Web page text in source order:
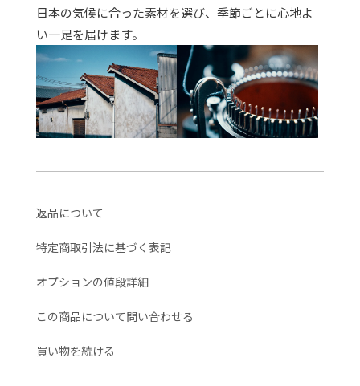
日本の気候に合った素材を選び、季節ごとに心地よ
い一足を届けます。
返品について
特定商取引法に基づく表記
オプションの値段詳細
この商品について問い合わせる
買い物を続ける